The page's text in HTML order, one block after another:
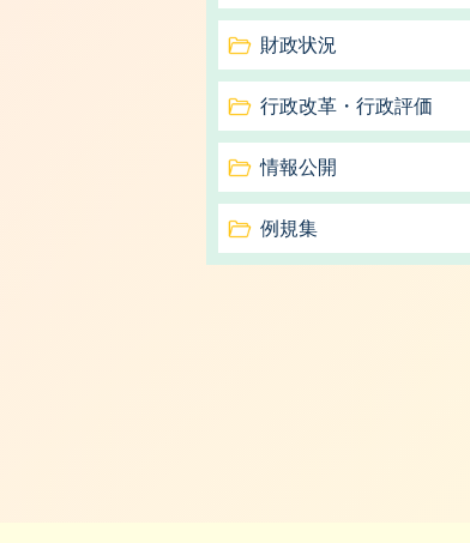
財政状況
行政改革・行政評価
情報公開
例規集